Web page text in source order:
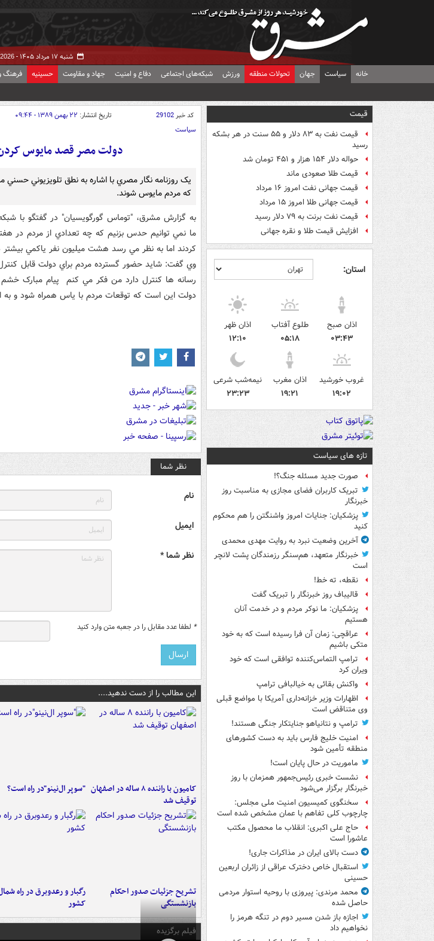
شنبه ۱۷ مرداد ۱۴۰۵ -
خانه سیاست جهان تحولات منطقه ورزش شبکه‌های اجتماعی دفاع و امنیت جهاد و مقاومت حسینیه فرهنگ
قیمت
قیمت نفت به ۸۳ دلار و ۵۵ سنت در هر بشکه
رسید
حواله دلار ۱۵۴ هزار و ۴۵۱ تومان شد
قیمت طلا صعودی ماند
قیمت جهانی نفت امروز ۱۶ مرداد
قیمت جهانی طلا امروز ۱۵ مرداد
قیمت نفت برنت به ۷۹ دلار رسید
افزایش قیمت طلا و نقره جهانی
استان:
اذان صبح
۰۳:۴۳
طلوع آفتاب
۰۵:۱۸
اذان ظهر
۱۲:۱۰
غروب خورشید
۱۹:۰۲
اذان مغرب
۱۹:۲۱
نیمه‌شب شرعی
۲۳:۲۳
تازه های سیاست
صورت جدید مسئله جنگ؟!
تبریک کاربران فضای مجازی به مناسبت روز
خبرنگار
پزشکیان: جنایات امروز واشنگتن را هم محکوم
کنید
آخرین وضعیت نبرد به روایت مهدی محمدی
خبرنگار متعهد، هم‌سنگر رزمندگان پشت لانچر
است
نقطه، ته خط!
قالیباف روز خبرنگار را تبریک گفت
پزشکیان: ما نوکر مردم و در خدمت آنان
هستیم
عراقچی: زمان آن فرا رسیده است که به خود
متکی باشیم
ترامپ التماس‌کننده توافقی است که خود
ویران کرد
واکنش بقائی به خیالبافی ترامپ
اظهارات وزیر خزانه‌داری آمریکا با مواضع قبلی
وی متناقض است
ترامپ و نتانیاهو جنایتکار جنگی هستند!
امنیت خلیج فارس باید به دست کشورهای
منطقه تأمین شود
ماموریت در حال پایان است!
نشست خبری رئیس‌جمهور همزمان با روز
خبرنگار برگزار می‌شود
سخنگوی کمیسیون امنیت ملی مجلس:
چارچوب کلی تفاهم با عمان مشخص شده است
حاج علی اکبری: انقلاب ما محصول مکتب
عاشورا است
دست بالای ایران در مذاکرات جاری!
استقبال خاص دخترک عراقی از زائران اربعین
حسینی
محمد مرندی: پیروزی با روحیه استوار مردمی
حاصل شده
اجازه باز شدن مسیر دوم در تنگه هرمز را
نخواهیم داد
کد خبر29102 تاریخ انتشار: ۲۲ بهمن ۱۳۸۹ - ۰۹:۴۴
سیاست
دولت مصر قصد مايوس کردن
يک روزنامه نگار مصري با اشاره به نطق تلويزيوني
که مردم مايوس شوند.
به گزارش مشرق، "توماس گورگويسيان" در گفتگو با
ما نمي توانيم حدس بزنيم که چه تعدادي از مردم در
کردند اما به نظر مي رسد هشت ميليون نفر ياکمي
وي گفت: شايد حضور گسترده مردم براي دولت قابل
رسانه ها کنترل دارد من فکر مي کنم پيام مبارک
دولت اين است که توقعات مردم با ياس همراه شود و
نظر شما
نام
ایمیل
نظر شما *
* لطفا عدد مقابل را در جعبه متن وارد کنید
این مطالب را از دست ندهید....
کامیون با راننده ۸ ساله در اصفهان
توقیف شد
"سوپر ال‌نینو"در راه است؟
تشریح جزئیات صدور احکام
بازنشستگی
رگبار و رعدوبرق در راه
کشور
فیلم برگزیده